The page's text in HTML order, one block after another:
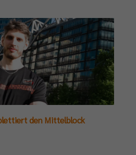
den Mittelblock